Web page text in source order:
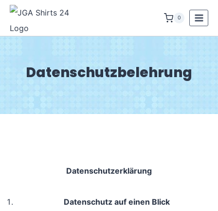
Zum
Inhalt
springen
0
Datenschutzbelehrung
Datenschutz­erklärung
Datenschutz auf einen Blick